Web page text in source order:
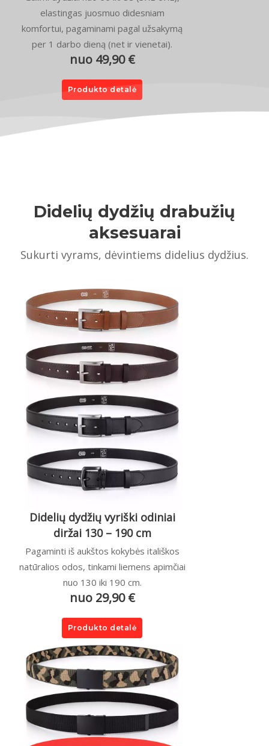
elastingas juosmuo didesniam
komfortui, pagaminami pagal užsakymą
per 1 darbo dieną (net ir vienetai).
nuo 49,90 €
Produkto detalė
Didelių dydžių drabužių
aksesuarai
Sukurti vyrams, dėvintiems didelius dydžius.
Didelių dydžių vyriški odiniai
diržai 130 – 190 cm
Pagaminti iš aukštos kokybės itališkos
natūralios odos, tinkami liemens apimčiai
nuo 130 iki 190 cm.
nuo 29,90 €
Produkto detalė